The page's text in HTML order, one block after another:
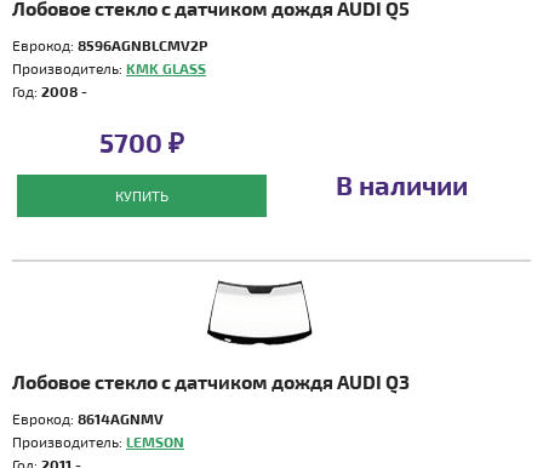
Лобовое стекло с датчиком дождя AUDI Q5
Еврокод: 8596AGNBLCMV2P
Производитель: KMK GLASS
Год: 2008 -
5700 ₽
КУПИТЬ В наличии
Лобовое стекло с датчиком дождя AUDI Q3
Еврокод: 8614AGNMV
Производитель: LEMSON
Год: 2011 -